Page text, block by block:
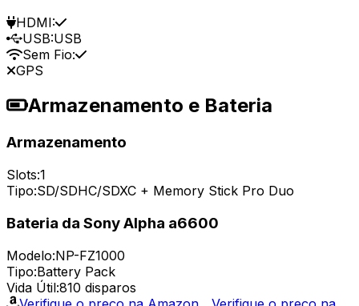
HDMI:
USB:USB
Sem Fio:
GPS
Armazenamento e Bateria
Armazenamento
Slots:1
Tipo:SD/SDHC/SDXC + Memory Stick Pro Duo
Bateria da Sony Alpha a6600
Modelo:NP-FZ1000
Tipo:Battery Pack
Vida Útil:810 disparos